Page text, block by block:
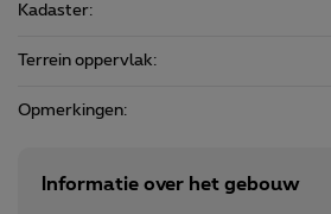
Kadaster:
Terrein oppervlak:
Opmerkingen:
Informatie over het gebouw